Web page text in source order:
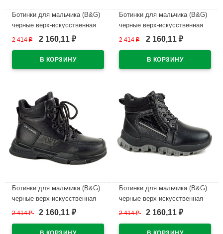
Ботинки для мальчика (B&G)
черные верх-искусственная
кожа подкладка
m-bg-5356-4A
2 414₽ 2 160,11 ₽
Ботинки для мальчика (B&G)
черные верх-искусственная
кожа подкладка
m-bg-5332-3A
2 414₽ 2 160,11 ₽
Ботинки для мальчика (B&G)
черные верх-искусственная
кожа подкладка
m-bg-5332-7A
2 414₽ 2 160,11 ₽
Ботинки для мальчика (B&G)
черные верх-искусственная
кожа подкладка
m-bg-5356-3A
2 414₽ 2 160,11 ₽